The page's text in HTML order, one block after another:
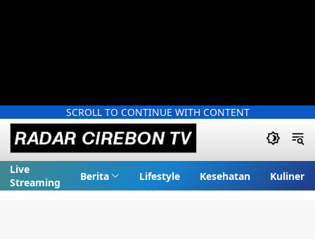
SCROLL TO CONTINUE WITH CONTENT
Live
Streaming
Berita Lifestyle Kesehatan Kuliner